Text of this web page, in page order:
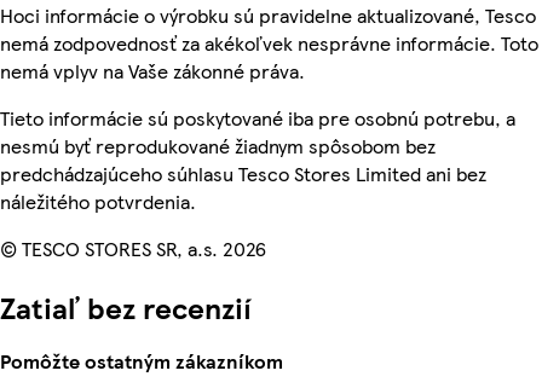
Hoci informácie o výrobku sú pravidelne aktualizované, Tesco
nemá zodpovednosť za akékoľvek nesprávne informácie. Toto
nemá vplyv na Vaše zákonné práva.
Tieto informácie sú poskytované iba pre osobnú potrebu, a
nesmú byť reprodukované žiadnym spôsobom bez
predchádzajúceho súhlasu Tesco Stores Limited ani bez
náležitého potvrdenia.
© TESCO STORES SR, a.s. 2026
Zatiaľ bez recenzií
Pomôžte ostatným zákazníkom